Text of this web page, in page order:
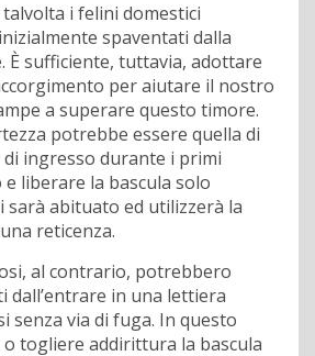
i felini domestici
spaventati dalla
È sufficiente, tuttavia, adottare
per aiutare il nostro
a superare questo timore.
potrebbe essere quella di
ingresso durante i primi
liberare la bascula solo
sarà abituato ed utilizzerà la
reticenza.
al contrario, potrebbero
dall’entrare in una lettiera
senza via di fuga. In questo
o togliere addirittura la bascula